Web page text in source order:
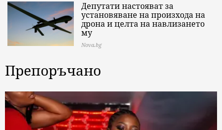
Депутати настояват за
установяване на произхода на
дрона и целта на навлизането
му
Nova.bg
Препоръчано